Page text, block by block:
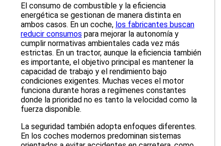
El consumo de combustible y la eficiencia
energética se gestionan de manera distinta en
ambos casos. En un coche, los fabricantes buscan
reducir consumos para mejorar la autonomía y
cumplir normativas ambientales cada vez más
estrictas. En un tractor, aunque la eficiencia también
es importante, el objetivo principal es mantener la
capacidad de trabajo y el rendimiento bajo
condiciones exigentes. Muchas veces el motor
funciona durante horas a regímenes constantes
donde la prioridad no es tanto la velocidad como la
fuerza disponible.
La seguridad también adopta enfoques diferentes.
En los coches modernos predominan sistemas